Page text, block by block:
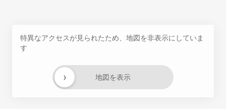
特異なアクセスが見られたため、地図を非表示にしていま
す
地図を表示
›